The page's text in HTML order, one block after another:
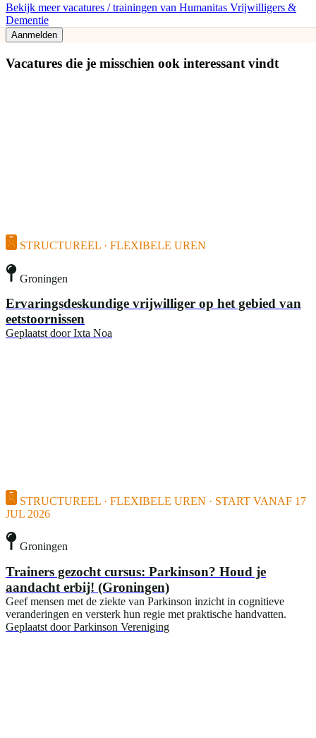
Bekijk meer vacatures / trainingen van Humanitas Vrijwilligers &
Dementie
Aanmelden
Vacatures die je misschien ook interessant vindt
STRUCTUREEL · FLEXIBELE UREN
Groningen
Ervaringsdeskundige vrijwilliger op het gebied van
eetstoornissen
Geplaatst door Ixta Noa
STRUCTUREEL · FLEXIBELE UREN · START VANAF 17
JUL 2026
Groningen
Trainers gezocht cursus: Parkinson? Houd je
aandacht erbij! (Groningen)
Geef mensen met de ziekte van Parkinson inzicht in cognitieve
veranderingen en versterk hun regie met praktische handvatten.
Geplaatst door Parkinson Vereniging